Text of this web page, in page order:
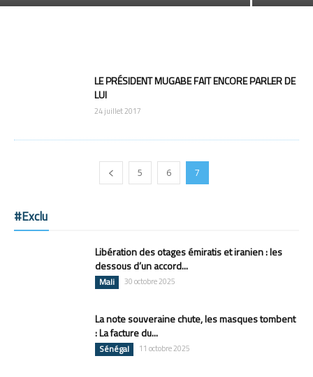
LE PRÉSIDENT MUGABE FAIT ENCORE PARLER DE
LUI
24 juillet 2017
5 6 7
#Exclu
Libération des otages émiratis et iranien : les
dessous d’un accord...
Mali 30 octobre 2025
La note souveraine chute, les masques tombent
: La facture du...
Sénégal 11 octobre 2025